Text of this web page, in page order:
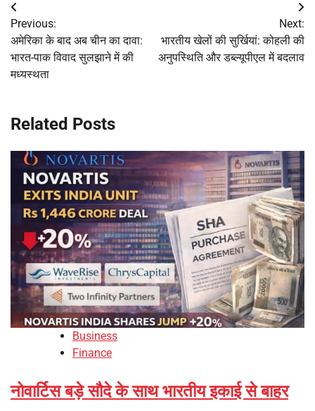
Post
navigation
Previous:
अमेरिका के बाद अब चीन का दावा:
भारत-पाक विवाद सुलझाने में की
मध्यस्थता
Next:
भारतीय खेलों की सुर्खियां: कोहली की
अनुपस्थिति और डब्ल्यूपीएल में बदलाव
Related Posts
Business
Finance
नोवार्टिस बड़े सौदे के साथ भारतीय इकाई से बाहर